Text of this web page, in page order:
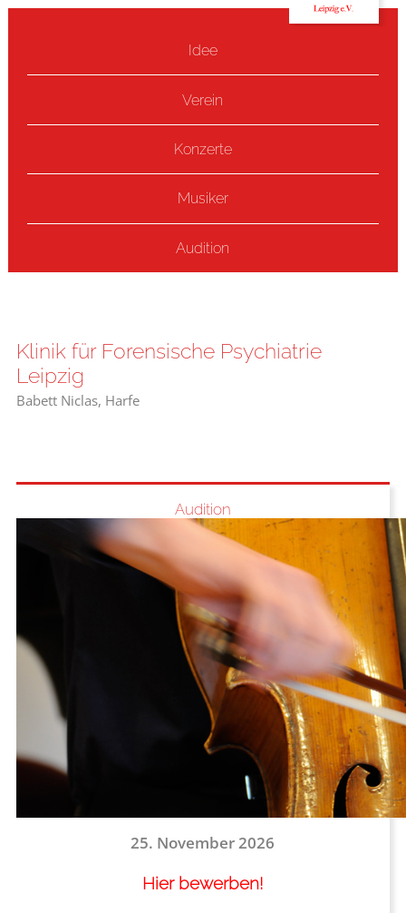
Idee
Verein
Konzerte
Musiker
Audition
Klinik für Forensische Psychiatrie
Leipzig
Babett Niclas, Harfe
Audition
25. November 2026
Hier bewerben!